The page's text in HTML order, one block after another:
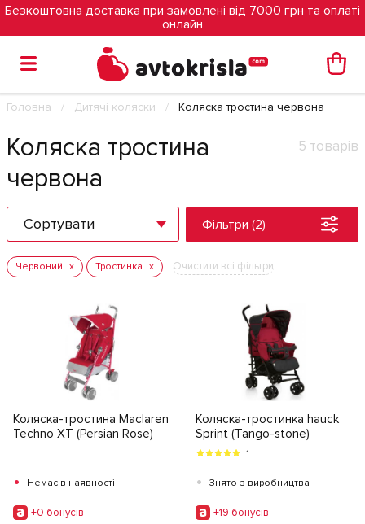
Безкоштовна доставка при замовлені від 7000 грн та оплаті
онлайн
Головна Дитячі коляски Коляска тростина червона
Коляска тростина
червона
5 товарів
Сортувати Фільтри (2)
Червоний Тростинка Очистити всі фільтри
Коляска-тростина Maclaren
Techno XT (Persian Rose)
• Немає в наявності
+0 бонусiв
Коляска-тростинка hauck
Sprint (Tango-stone)
1
• Знято з виробництва
+19 бонусiв